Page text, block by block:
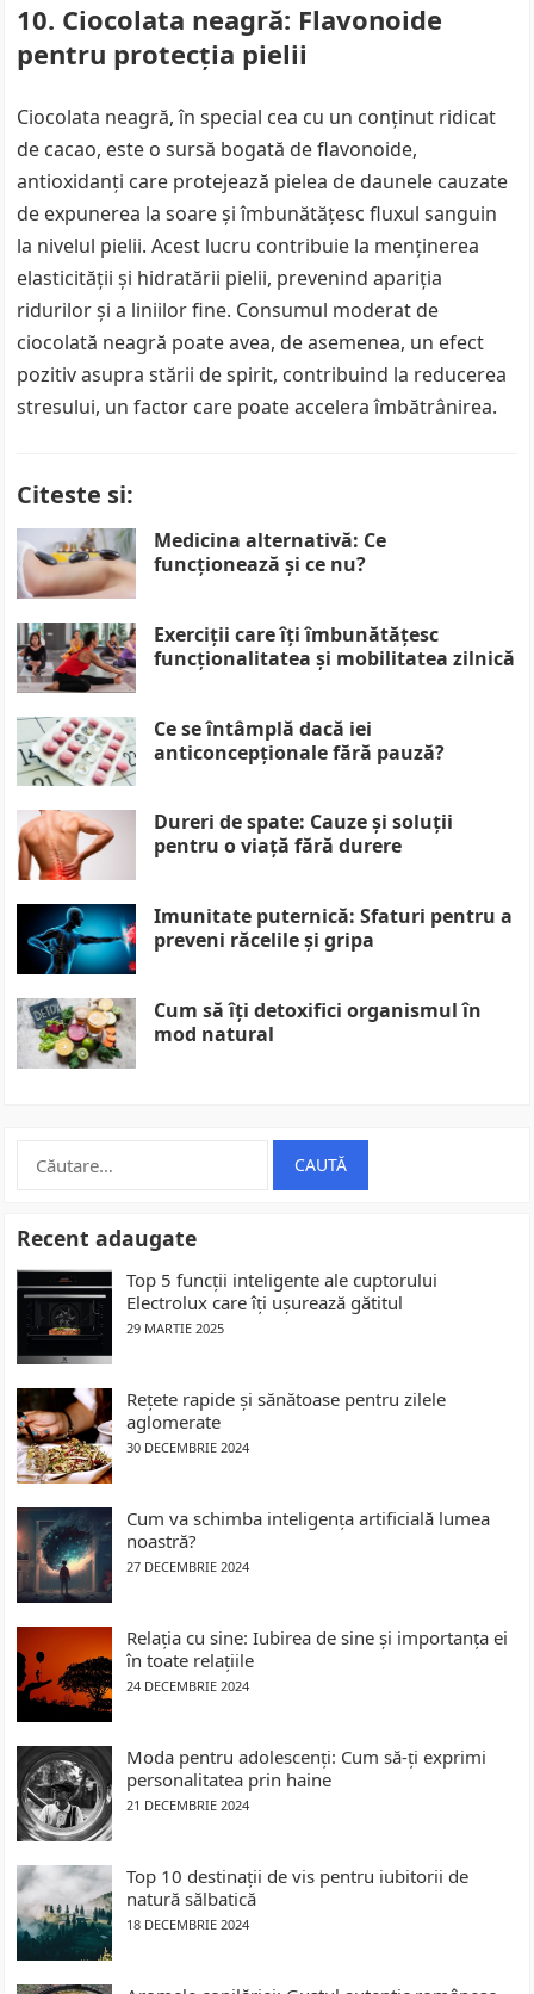
10. Ciocolata neagră: Flavonoide
pentru protecția pielii
Ciocolata neagră, în special cea cu un conținut ridicat
de cacao, este o sursă bogată de flavonoide,
antioxidanți care protejează pielea de daunele cauzate
de expunerea la soare și îmbunătățesc fluxul sanguin
la nivelul pielii. Acest lucru contribuie la menținerea
elasticității și hidratării pielii, prevenind apariția
ridurilor și a liniilor fine. Consumul moderat de
ciocolată neagră poate avea, de asemenea, un efect
pozitiv asupra stării de spirit, contribuind la reducerea
stresului, un factor care poate accelera îmbătrânirea.
Citeste si:
Medicina alternativă: Ce
funcționează și ce nu?
Exerciții care îți îmbunătățesc
funcționalitatea și mobilitatea zilnică
Ce se întâmplă dacă iei
anticoncepționale fără pauză?
Dureri de spate: Cauze și soluții
pentru o viață fără durere
Imunitate puternică: Sfaturi pentru a
preveni răcelile și gripa
Cum să îți detoxifici organismul în
mod natural
Caută
Recent adaugate
Top 5 funcții inteligente ale cuptorului
Electrolux care îți ușurează gătitul
29 MARTIE 2025
Rețete rapide și sănătoase pentru zilele
aglomerate
30 DECEMBRIE 2024
Cum va schimba inteligența artificială lumea
noastră?
27 DECEMBRIE 2024
Relația cu sine: Iubirea de sine și importanța ei
în toate relațiile
24 DECEMBRIE 2024
Moda pentru adolescenți: Cum să-ți exprimi
personalitatea prin haine
21 DECEMBRIE 2024
Top 10 destinații de vis pentru iubitorii de
natură sălbatică
18 DECEMBRIE 2024